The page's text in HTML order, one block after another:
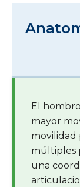
El
mayor
movilidad
múltiples
una